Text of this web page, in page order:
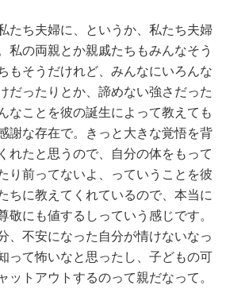
たち夫婦に、というか、私たち夫婦
私の両親とか親戚たちもみんなそう
もそうだけれど、みんなにいろんな
だったりとか、諦めない強さだった
なことを彼の誕生によって教えても
謝な存在で。きっと大きな覚悟を背
れたと思うので、自分の体をもって
り前ってないよ、っていうことを彼
ちに教えてくれているので、本当に
敬にも値するしっていう感じです。
、不安になった自分が情けないなっ
って怖いなと思ったし、子どもの可
ットアウトするのって親だなって。